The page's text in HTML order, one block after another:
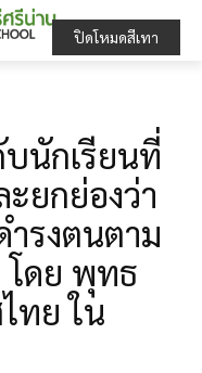
นักเรียนที่
ยกย่องว่า
รงตนตาม
ดย พุทธ
ทย ใน
ปิดโหมดสีเทา